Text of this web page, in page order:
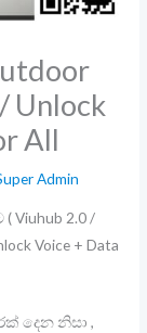
Unlock
All
Admin
Viuhub 2.0 /
Voice + Data
දෙන නිසා ,